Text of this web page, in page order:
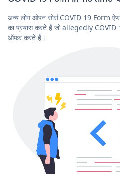
अन्य लोग ओपन सोर्स COVID 19 Form
का प्रयास करते हैं जो allegedly
ऑफ़र करते हैं।